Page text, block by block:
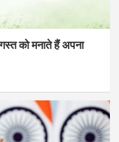
को मनाते हैं अपना